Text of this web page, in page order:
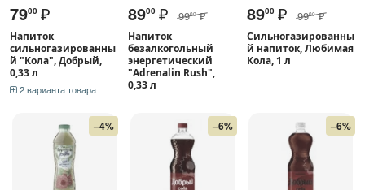
7900 ₽
Напиток
сильногазированны
й "Кола", Добрый,
0,33 л
2 варианта товара
8900 ₽ 9900 ₽
Напиток
безалкогольный
энергетический
"Adrenalin Rush",
0,33 л
8900 ₽ 9900 ₽
Сильногазированны
й напиток, Любимая
Кола, 1 л
–4% –6% –6%